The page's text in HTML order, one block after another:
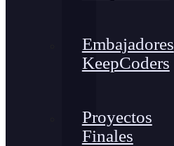
Embajadores
KeepCoders
Proyectos
Finales